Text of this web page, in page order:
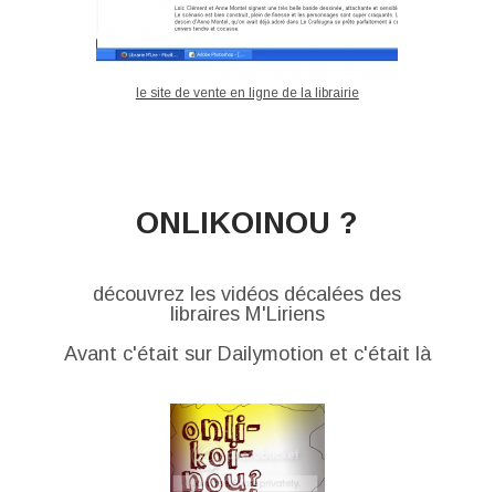
le site de vente en ligne de la librairie
ONLIKOINOU ?
découvrez les vidéos décalées des
libraires M'Liriens
Avant c'était sur Dailymotion et c'était là